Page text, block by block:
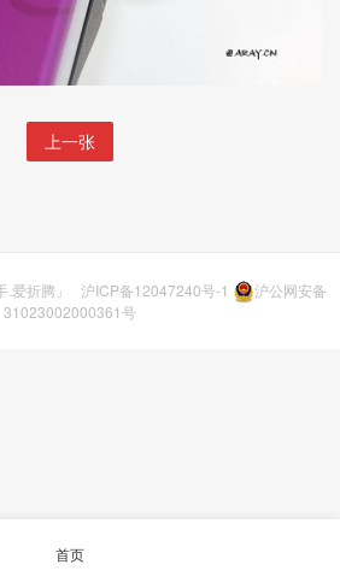
上一张
爱折腾」 沪ICP备12047240号-1
沪公网安备
31023002000361号
首页